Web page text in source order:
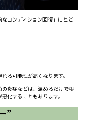
コンディション回復」にとど
る可能性が高くなります。
炎症などは、温めるだけで根
化することもあります。
”